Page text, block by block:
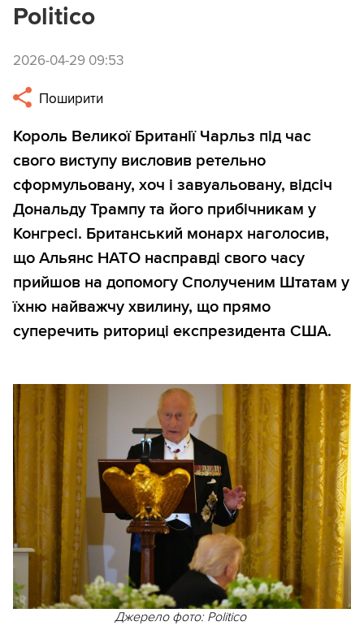
Politico
2026-04-29 09:53
Поширити
Король Великої Британії Чарльз під час
свого виступу висловив ретельно
сформульовану, хоч і завуальовану, відсіч
Дональду Трампу та його прибічникам у
Конгресі. Британський монарх наголосив,
що Альянс НАТО насправді свого часу
прийшов на допомогу Сполученим Штатам у
їхню найважчу хвилину, що прямо
суперечить риториці експрезидента США.
Джерело фото: Politico